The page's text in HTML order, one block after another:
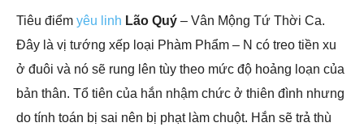
Tiêu điểm yêu linh Lão Quý – Vân Mộng Tứ Thời Ca.
Đây là vị tướng xếp loại Phàm Phẩm – N có treo tiền xu
ở đuôi và nó sẽ rung lên tùy theo mức độ hoảng loạn của
bản thân. Tổ tiên của hắn nhậm chức ở thiên đình nhưng
do tính toán bị sai nên bị phạt làm chuột. Hắn sẽ trả thù